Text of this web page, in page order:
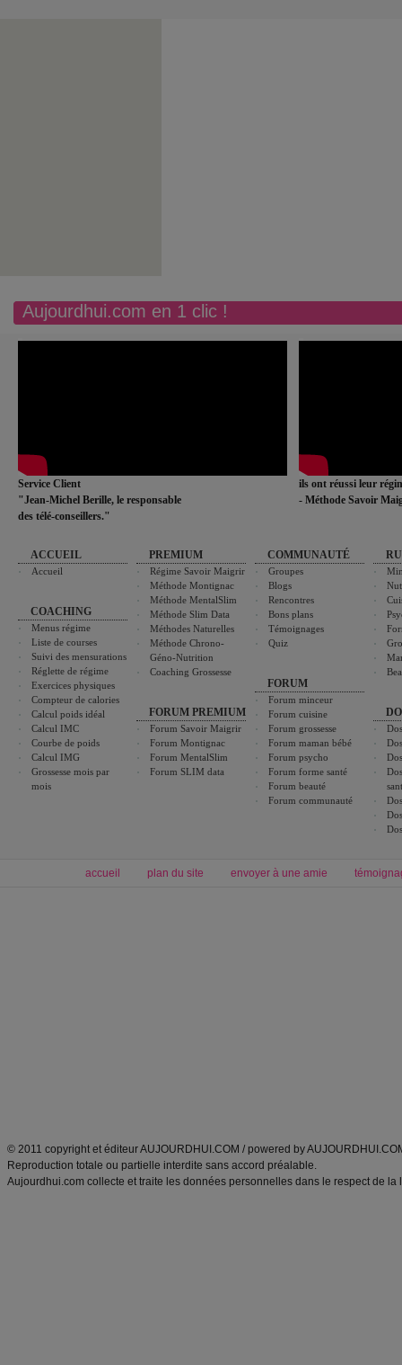
Aujourdhui.com en 1 clic !
Service Client
"Jean-Michel Berille, le responsable
des télé-conseillers."
ils ont réussi leur
- Méthode Savoir
ACCUEIL
Accueil
COACHING
Menus régime
Liste de courses
Suivi des mensurations
Réglette de régime
Exercices physiques
Compteur de calories
Calcul poids idéal
Calcul IMC
Courbe de poids
Calcul IMG
Grossesse mois par
mois
PREMIUM
Régime Savoir Maigrir
Méthode Montignac
Méthode MentalSlim
Méthode Slim Data
Méthodes Naturelles
Méthode Chrono-
Géno-Nutrition
Coaching Grossesse
FORUM PREMIUM
Forum Savoir Maigrir
Forum Montignac
Forum MentalSlim
Forum SLIM data
COMMUNAUTÉ
Groupes
Blogs
Rencontres
Bons plans
Témoignages
Quiz
FORUM
Forum minceur
Forum cuisine
Forum grossesse
Forum maman bébé
Forum psycho
Forum forme santé
Forum beauté
Forum communauté
accueil plan du site envoyer à une amie
© 2011 copyright et éditeur AUJOURDHUI.COM / powered by
Reproduction totale ou partielle interdite sans accord préalable.
Aujourdhui.com collecte et traite les données personnelles dans le respect de